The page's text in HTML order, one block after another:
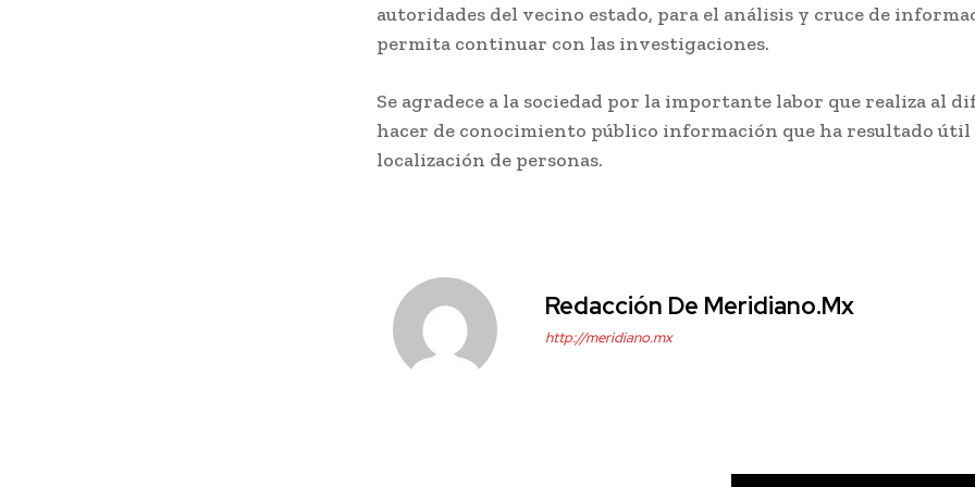
autoridades del vecino estado, para el análisis y cruce de
permita continuar con las investigaciones.
Se agradece a la sociedad por la importante labor que realiza al
hacer de conocimiento público información que ha resultado útil
localización de personas.
Redacción De Meridiano.mx
http://meridiano.mx